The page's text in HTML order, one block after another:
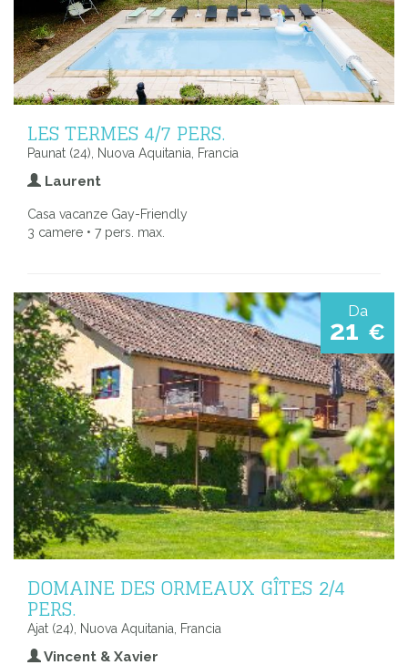
LES TERMES 4/7 PERS.
Paunat (24), Nuova Aquitania, Francia
Laurent
Casa vacanze Gay-Friendly
3 camere • 7 pers. max.
Da
21 €
DOMAINE DES ORMEAUX GÎTES 2/4
PERS.
Ajat (24), Nuova Aquitania, Francia
Vincent & Xavier